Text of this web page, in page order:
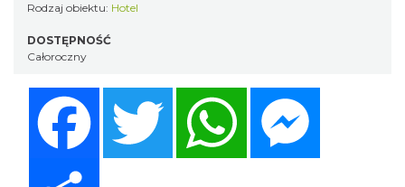
Rodzaj obiektu: Hotel
DOSTĘPNOŚĆ
Całoroczny
Twitter WhatsApp